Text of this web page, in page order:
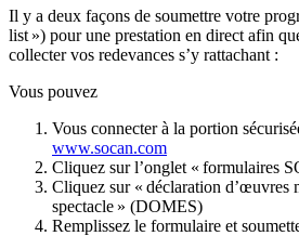
Il y a deux façons de soumettre votre
list ») pour une prestation en direct afin
collecter vos redevances s’y rattachant :
Vous pouvez
Vous connecter à la portion
www.socan.com
Cliquez sur l’onglet « formulaires
Cliquez sur « déclaration d’œuvres
spectacle » (DOMES)
Remplissez le formulaire et